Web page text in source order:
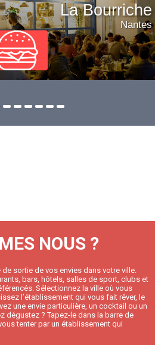
La Bourriche
Nantes
NOUS ?
de sortie de vos envies dans votre ville.
bars, hôtels, salles de sport, clubs et
Sélectionnez la ville où vous
l’établissement qui vous fait rêver, le
une envie particulière, un cocktail ou un
dégustez ? Tapez-le dans la barre de
tenter par un établissement qui